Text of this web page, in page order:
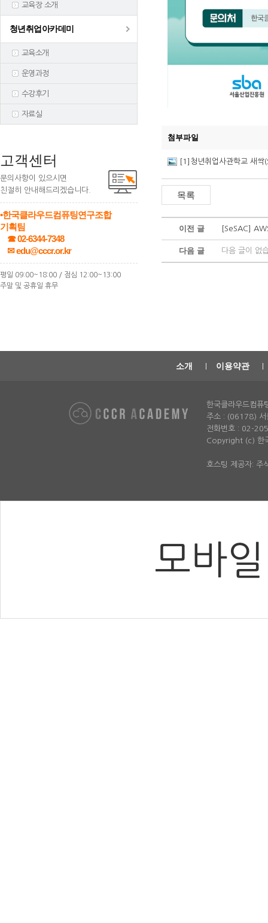
교육장 소개
청년취업아카데미
교육소개
운영과정
수강후기
자료실
고객센터
문의사항이 있으시면
친절히 안내해드리겠습니다.
•한국클라우드컴퓨팅연구조합
기획팀
☎ 02-6344-7348
✉ edu@cccr.or.kr
평일 09:00~18:00 / 점심 12:00~13:00
주말 및 공휴일 휴무
첨부파일
[1]청년취업사관학교 새
이전 글 [SeSAC]
다음 글 다음 글이 없
소개 이용약관
한국클라우드컴퓨
주소 : (06178) 서
전화번호 : 02-
Copyright (c) 한
호스팅 제공자: 주
모바